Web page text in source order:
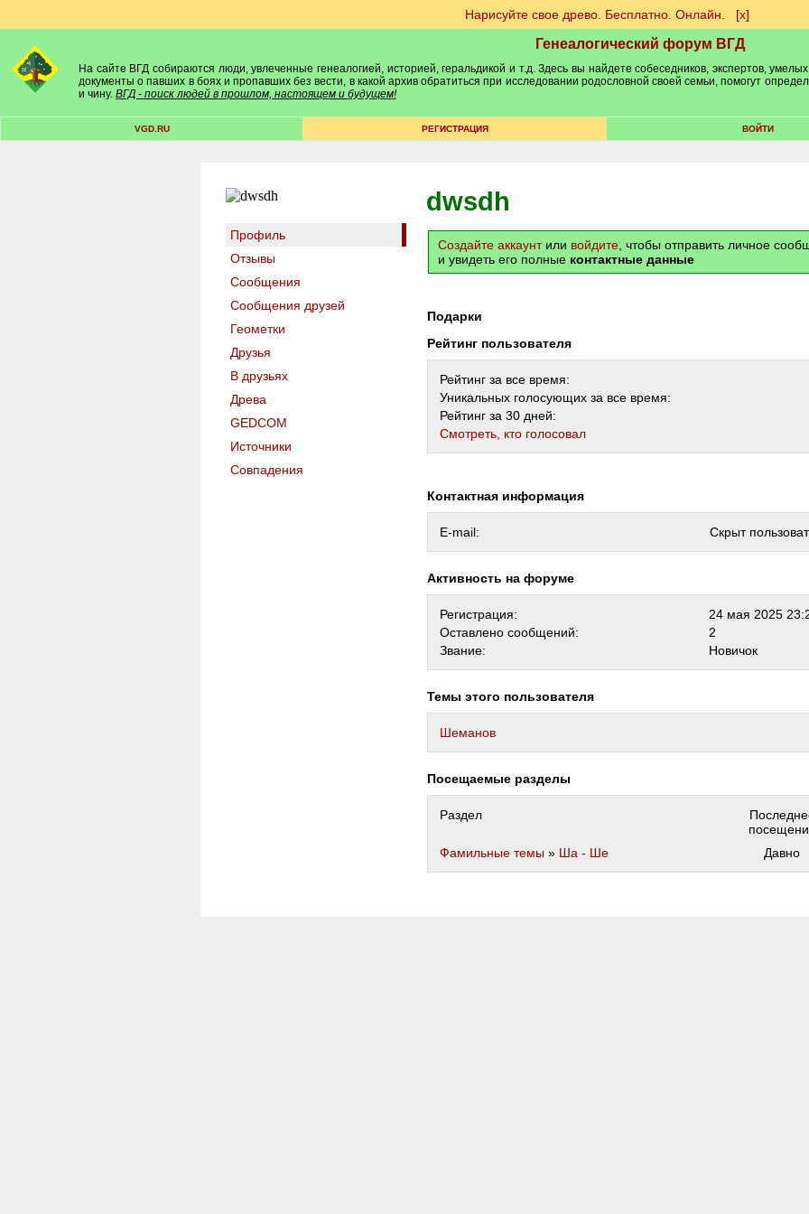
Нарисуйте свое древо. Бесплатно. Онлайн. [х]
Генеалогический форум ВГД
На сайте ВГД собираются люди, увлеченные генеалогией, историей, геральдикой и т.д. Здесь вы найдете собеседников, экспертов,
документы о павших в боях и пропавших без вести, в какой архив обратиться при исследовании родословной своей семьи, помогут
и чину. ВГД - поиск людей в прошлом, настоящем и будущем!
VGD.RU РЕГИСТРАЦИЯ ВОЙТИ
Профиль
Отзывы
Сообщения
Сообщения друзей
Геометки
Друзья
В друзьях
Древа
GEDCOM
Источники
Совпадения
dwsdh
Создайте аккаунтили войдите , чтобы отправить личное
и увидеть его полные контактные данные
Подарки
Рейтинг пользователя
Рейтинг за все время:
Уникальных голосующих за все время:
Рейтинг за 30 дней:
Cмотреть, кто голосовал
Контактная информация
E-mail: Скрыт
Активность на форуме
Регистрация:
24 мая 2025
Оставлено сообщений:
2
Звание:
Новичок
Темы этого пользователя
Шеманов
Посещаемые разделы
Раздел
Фамильные темы » Ша - Ше Давно